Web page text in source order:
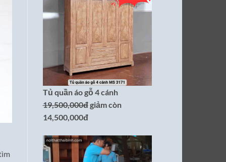
Tủ quần áo gỗ 4 cánh
19,500,000đgiảm còn
14,500,000đ